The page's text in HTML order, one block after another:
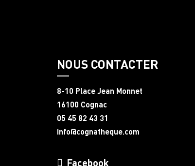
NOUS CONTACTER
8-10 Place Jean Monnet
16100 Cognac
05 45 82 43 31
info@cognatheque.com
Facebook